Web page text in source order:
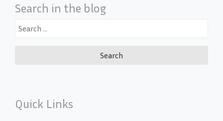
Search in the blog
Search
Quick Links